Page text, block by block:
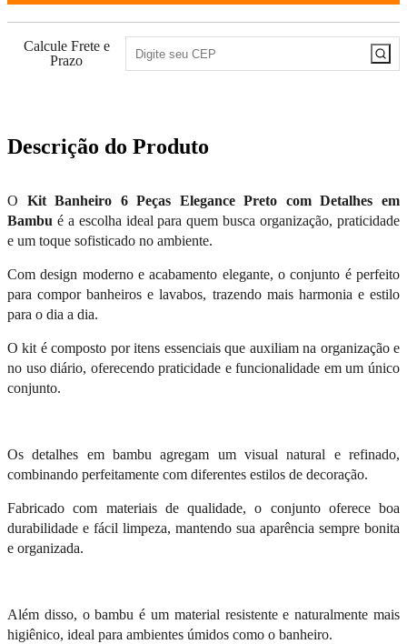
Calcule Frete e
Prazo
Descrição do Produto
O Kit Banheiro 6 Peças Elegance Preto com Detalhes em
Bambu é a escolha ideal para quem busca organização, praticidade
e um toque sofisticado no ambiente.
Com design moderno e acabamento elegante, o conjunto é perfeito
para compor banheiros e lavabos, trazendo mais harmonia e estilo
para o dia a dia.
O kit é composto por itens essenciais que auxiliam na organização e
no uso diário, oferecendo praticidade e funcionalidade em um único
conjunto.
Os detalhes em bambu agregam um visual natural e refinado,
combinando perfeitamente com diferentes estilos de decoração.
Fabricado com materiais de qualidade, o conjunto oferece boa
durabilidade e fácil limpeza, mantendo sua aparência sempre bonita
e organizada.
Além disso, o bambu é um material resistente e naturalmente mais
higiênico, ideal para ambientes úmidos como o banheiro.